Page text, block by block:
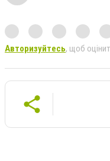
Авторизуйтесь, щоб